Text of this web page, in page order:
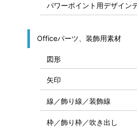
パワーポイント用デザイン
Officeパーツ、装飾用素材
図形
矢印
線／飾り線／装飾線
枠／飾り枠／吹き出し